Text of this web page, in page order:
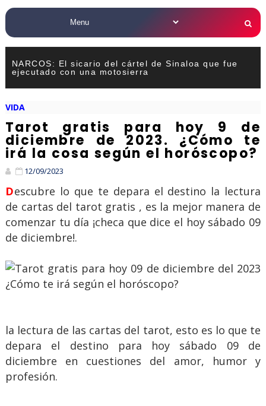
NARCOS: El sicario del cártel de Sinaloa que fue
ejecutado con una motosierra
VIDA
Tarot gratis para hoy 9 de
diciembre de 2023. ¿Cómo te
irá la cosa según el horóscopo?
12/09/2023
Descubre lo que te depara el destino la lectura
de cartas del tarot gratis , es la mejor manera de
comenzar tu día ¡checa que dice el hoy sábado 09
de diciembre!.
la lectura de las cartas del tarot, esto es lo que te
depara el destino para hoy sábado 09 de
diciembre en cuestiones del amor, humor y
profesión.